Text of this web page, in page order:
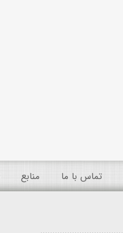
تماس با ما منابع